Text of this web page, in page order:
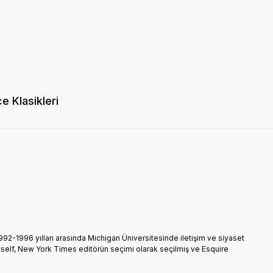
Klasikleri
1996 yılları arasında Michigan Üniversitesinde iletişim ve siyaset
New York Times editörün seçimi olarak seçilmiş ve Esquire